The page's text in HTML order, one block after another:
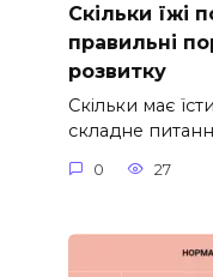
Скільки їжі
правильні
розвитку
Скільки має
складне
0 27